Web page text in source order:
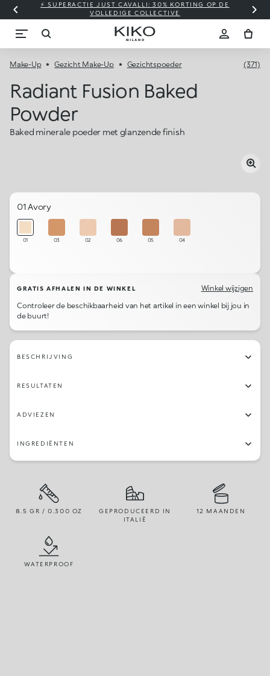
⚡ SUPERACTIE JUST CAVALLI: 30% KORTING OP DE
VOLLEDIGE COLLECTIVE
Make-Up Gezicht Make-Up Gezichtspoeder (371)
Radiant Fusion Baked
Powder
Baked minerale poeder met glanzende finish
01 Avory
01 03 02 06 05 04
GRATIS AFHALEN IN DE WINKEL
Winkel wijzigen
Controleer de beschikbaarheid van het artikel in een winkel bij jou in
de buurt!
BESCHRIJVING
RESULTATEN
ADVIEZEN
INGREDIËNTEN
8.5 GR / 0.300 OZ
GEPRODUCEERD IN
ITALIË
12 MAANDEN
WATERPROOF